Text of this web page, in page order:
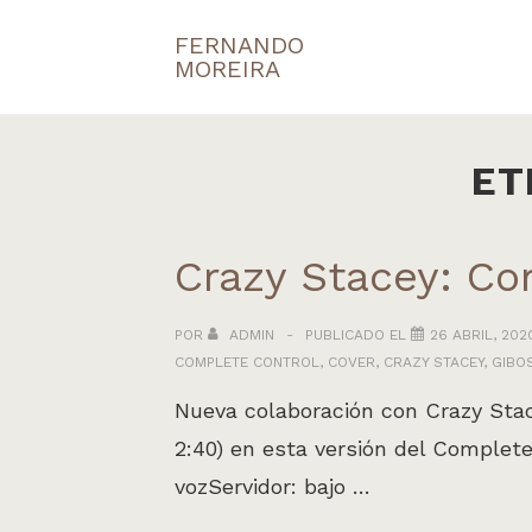
FERNANDO
MOREIRA
Crazy Stacey:
POR ADMIN PUBLICADO EL 26 ABRIL,
COMPLETE CONTROL, COVER, CRAZY STACEY,
Nueva colaboración con Crazy
2:40) en esta versión del
vozServidor: bajo …